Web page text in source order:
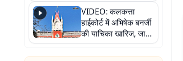
शोभायात्रा, शिवलिंग
प्राण-प्रतिष्ठा महोत्सव
शुरू
VIDEO: कलकत्ता
हाईकोर्ट में अभिषेक बनर्जी
की याचिका खारिज, जानें
क्या है पूरा मामला